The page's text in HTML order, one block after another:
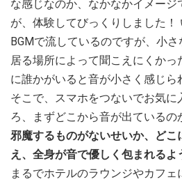
な感じなのか、なかなかイメージ
が、体験してびっくりしました！
BGMで流しているのですが、小さ
居る場所によって聞こえにくか
に誰かがいると音が小さく感じら
そこで、スマホをつないでお気に
ろ、まずどこから音が出ているの
邪魔するものがないせいか、どこ
え、全身が音で優しく包まれるよ
まるでホテルのラウンジやカフ